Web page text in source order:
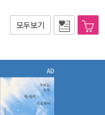
모두보기